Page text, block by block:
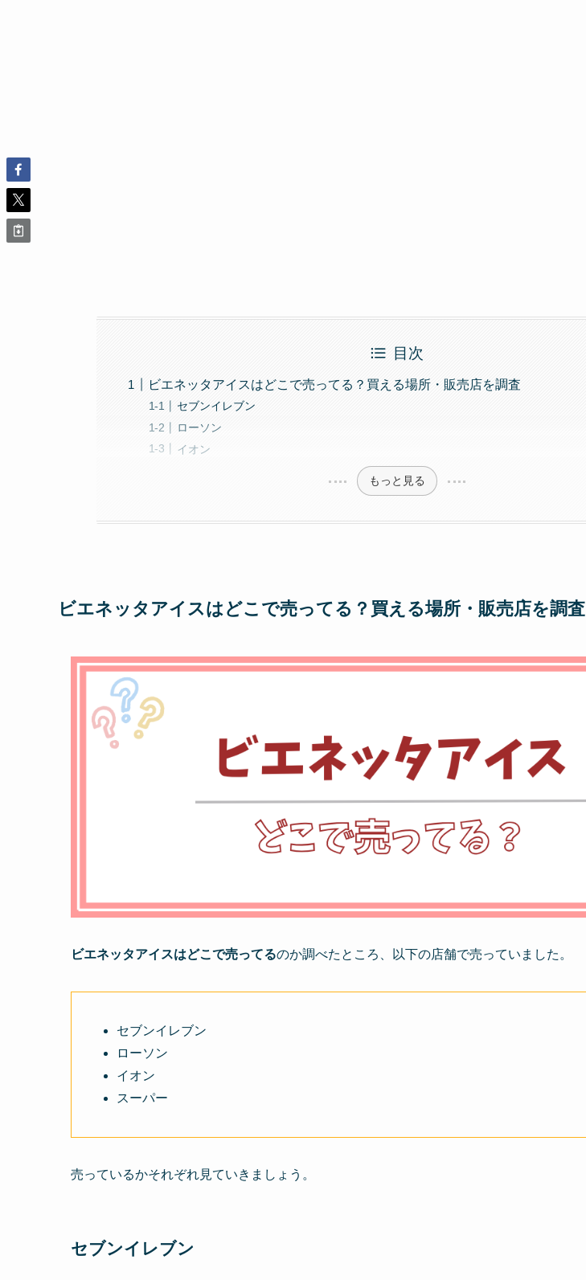
目次
ビエネッタアイスはどこで売ってる？買える場所・販売店を調査
セブンイレブン
ローソン
イオン
もっと見る
ビエネッタアイスはどこで売ってる？買える場所・販売店を調査
ビエネッタアイスはどこで売ってるのか調べたところ、以下の店舗で売っていました。
セブンイレブン
ローソン
イオン
スーパー
売っているかそれぞれ見ていきましょう。
セブンイレブン